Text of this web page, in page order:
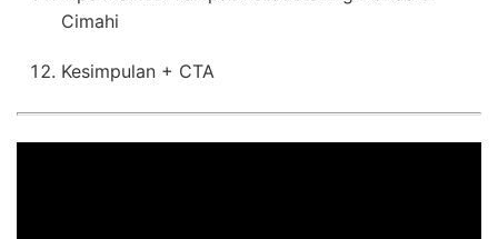
Cimahi
Kesimpulan + CTA